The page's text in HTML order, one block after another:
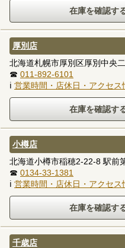
厚別店
北海道札幌市厚別区厚別中央
☎ 011-892-6101
ℹ 営業時間・店休日・アクセス
小樽店
北海道小樽市稲穂2-22-8 駅前
☎ 0134-33-1381
ℹ 営業時間・店休日・アクセス
千歳店